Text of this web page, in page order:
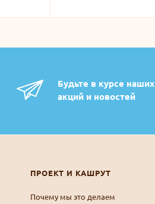
Будьте в курсе наших
акций и новостей
ПРОЕКТ И КАШРУТ
Почему мы это делаем